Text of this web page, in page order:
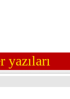
yazıları